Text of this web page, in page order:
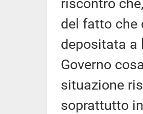
riscontro
del fatto che
depositata a
Governo
situazione
soprattutto